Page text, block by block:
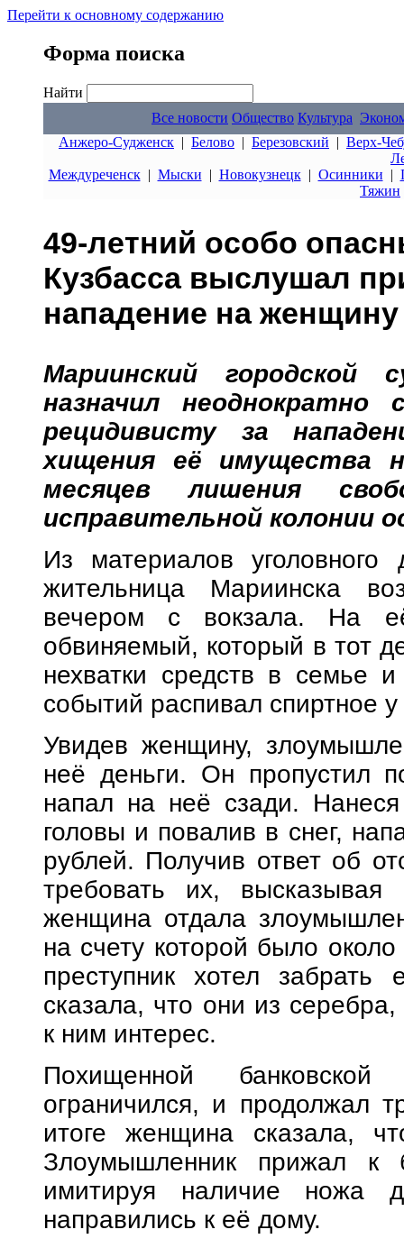
Перейти к основному содержанию
Форма поиска
Найти
Все новости Общество Культура
Анжеро-Судженск | Белово | Березовский | Верх-
Междуреченск| Мыски | Новокузнецк| Осинники |
Тяжин
49-летний особо
Кузбасса выслушал
нападение на женщину
Мариинский городской
назначил неоднократно
рецидивисту за
хищения её имущества
месяцев лишения
исправительной колонии
Из материалов уголовного
жительница Мариинска
вечером с вокзала. На
обвиняемый, который в тот
нехватки средств в семье
событий распивал спиртное у
Увидев женщину,
неё деньги. Он пропустил
напал на неё сзади.
головы и повалив в снег,
рублей. Получив ответ об
требовать их,
женщина отдала
на счету которой было
преступник хотел
сказала, что они из
к ним интерес.
Похищенной
ограничился, и продолжал
итоге женщина сказала,
Злоумышленник прижал к
имитируя наличие
направились к её дому.